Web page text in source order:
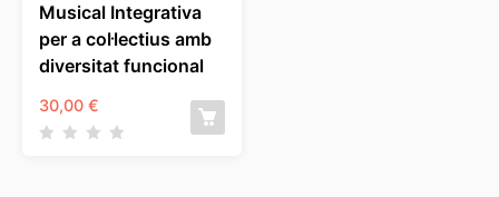
Musical Integrativa
per a col·lectius amb
diversitat funcional
30,00 €